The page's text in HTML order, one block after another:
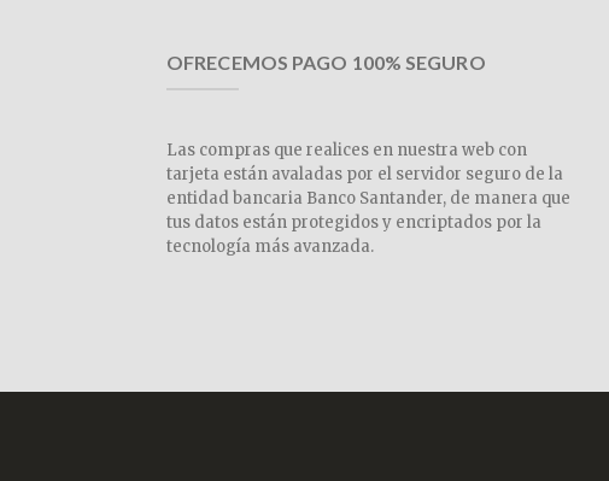
OFRECEMOS PAGO 100% SEGURO
Las compras que realices en nuestra web con
tarjeta están avaladas por el servidor seguro de la
entidad bancaria Banco Santander, de manera que
tus datos están protegidos y encriptados por la
tecnología más avanzada.